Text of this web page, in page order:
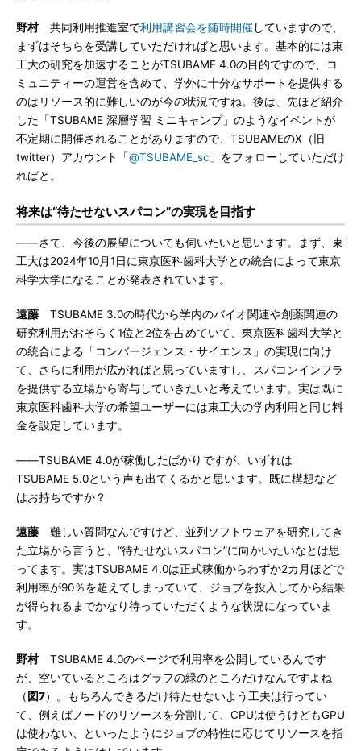
野村共同利用推進室で利用講習会を随時開催していますので、
まずはそちらを受講していただければと思います。基本的には東
工大の研究を加速することがTSUBAME 4.0の目的ですので、コ
ミュニティーの運営を含めて、学外に十分なサポートを提供する
のはリソース的に難しいのが今の状況ですね。後は、先ほど紹介
した「TSUBAME 深層学習 ミニキャンプ」のようなイベントが
不定期に開催されることがありますので、TSUBAMEのX（旧
twitter）アカウント「@TSUBAME_sc 」をフォローしていただけ
ればと。
将来は“待たせないスパコン”の実現を目指す
――さて、今後の展望についても伺いたいと思います。まず、東
工大は2024年10月1日に東京医科歯科大学との統合によって東京
科学大学になることが発表されています。
遠藤 TSUBAME 3.0の時代から学内のバイオ関連や創薬関連の
研究利用がおそらく1位と2位を占めていて、東京医科歯科大学と
の統合による「コンバージェンス・サイエンス」の実現に向け
て、さらに利用が広がればと思っていますし、スパコンインフラ
を提供する立場から寄与していきたいと考えています。実は既に
東京医科歯科大学の希望ユーザーには東工大の学内利用と同じ料
金を設定しています。
――TSUBAME 4.0が稼働したばかりですが、いずれは
TSUBAME 5.0という声も出てくるかと思います。既に構想など
はお持ちですか？
遠藤 難しい質問なんですけど、並列ソフトウェアを研究してき
た立場から言うと、“待たせないスパコン”に向かいたいなとは思
ってます。実はTSUBAME 4.0は正式稼働からわずか2カ月ほどで
利用率が90％を超えてしまっていて、ジョブを投入してから結果
が得られるまでかなり待っていただくような状況になっていま
す。
野村TSUBAME 4.0のページで利用率を公開しているんです
が、空いているところはグラフの緑のところだけなんですよね
（図7）。もちろんできるだけ待たせないよう工夫は行ってい
て、例えばノードのリソースを分割して、CPUは使うけどもGPU
は使わない、といったようにジョブの特性に応じてリソースを指